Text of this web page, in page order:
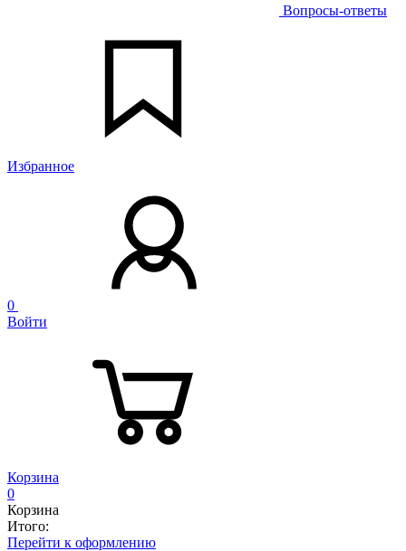
Вопросы-ответы
Избранное
0
Войти
Корзина
0
Корзина
Итого:
Перейти к оформлению